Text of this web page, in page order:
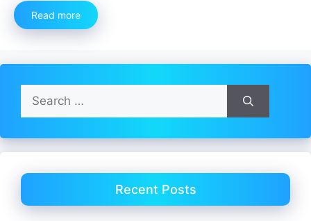
Read more
Search
for:
Recent Posts